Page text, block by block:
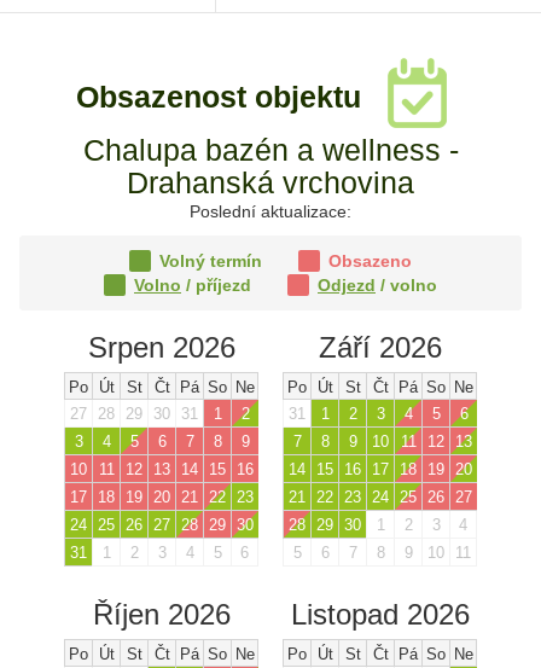
Obsazenost objektu
Chalupa bazén a wellness -
Drahanská vrchovina
Poslední aktualizace:
Volný termín
Obsazeno
Volno / příjezd Odjezd / volno
Srpen 2026
Po Út St Čt Pá So Ne
27
28 29 30 31 1
2
3
4 5 6 7 8
9
10
11 12 13 14 15
16
17
18 19 20 21 22
23
24
25 26 27 28 29 30
31
1 2 3 4 5 6
Září 2026
Po Út St Čt Pá So Ne
31
1 2 3 4 5
6
7
8 9 10 11 12
13
14
15 16 17 18 19
20
21
22 23 24 25 26
27
28
29 30 1 2 3
4
5
6 7 8 9 10 11
Říjen 2026
Po Út St Čt Pá So Ne
Listopad 2026
Po Út St Čt Pá So Ne